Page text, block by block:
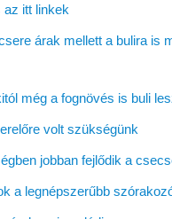
az itt linkek
árak mellett a bulira is
még a fognövés is buli
volt szükségünk
jobban fejlődik a
a legnépszerűbb